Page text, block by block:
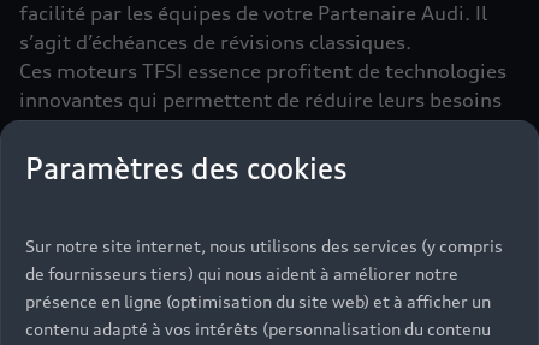
facilité par les équipes de votre Partenaire Audi. Il
s’agit d’échéances de révisions classiques.
Ces moteurs TFSI essence profitent de technologies
innovantes qui permettent de réduire leurs besoins
turbocompresseur). Ils offrent une réactivité
immédiate et une consommation de carburant
particulièrement appréciée sur les trajets urbains et
périurbains. Ces motorisations sont disponibles sur
de nombreux modèles, comme sur la
nouvelle Audi Q3.
Paramètres des cookies
Sur notre site internet, nous utilisons des services (y compris
de fournisseurs tiers) qui nous aident à améliorer notre
présence en ligne (optimisation du site web) et à afficher un
contenu adapté à vos intérêts (personnalisation du contenu